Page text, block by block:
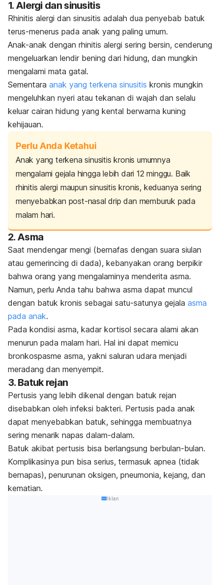
1. Alergi dan sinusitis
Rhinitis alergi dan sinusitis adalah dua penyebab batuk
terus-menerus pada anak yang paling umum.
Anak-anak dengan rhinitis alergi sering bersin, cenderung
mengeluarkan lendir bening dari hidung, dan mungkin
mengalami mata gatal.
Sementara anak yang terkena sinusitis kronis mungkin
mengeluhkan nyeri atau tekanan di wajah dan selalu
keluar cairan hidung yang kental berwarna kuning
kehijauan.
Perlu Anda Ketahui
Anak yang terkena sinusitis kronis umumnya
mengalami gejala hingga lebih dari 12 minggu. Baik
rhinitis alergi maupun sinusitis kronis, keduanya sering
menyebabkan post-nasal drip dan memburuk pada
malam hari.
2. Asma
Saat mendengar mengi (bernafas dengan suara siulan
atau gemerincing di dada), kebanyakan orang berpikir
bahwa orang yang mengalaminya menderita asma.
Namun, perlu Anda tahu bahwa asma dapat muncul
dengan batuk kronis sebagai satu-satunya gejala asma
pada anak.
Pada kondisi asma, kadar kortisol secara alami akan
menurun pada malam hari. Hal ini dapat memicu
bronkospasme asma, yakni saluran udara menjadi
meradang dan menyempit.
3. Batuk rejan
Pertusis yang lebih dikenal dengan batuk rejan
disebabkan oleh infeksi bakteri. Pertusis pada anak
dapat menyebabkan batuk, sehingga membuatnya
sering menarik napas dalam-dalam.
Batuk akibat pertusis bisa berlangsung berbulan-bulan.
Komplikasinya pun bisa serius, termasuk apnea (tidak
bernapas), penurunan oksigen, pneumonia, kejang, dan
kematian.
Iklan